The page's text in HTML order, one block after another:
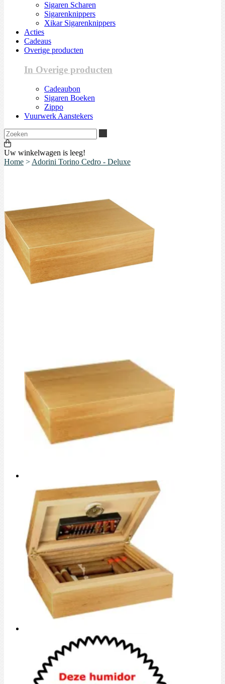
Sigaren Scharen
Sigarenknippers
Xikar Sigarenknippers
Acties
Cadeaus
Overige producten
In Overige producten
Cadeaubon
Sigaren Boeken
Zippo
Vuurwerk Aanstekers
Uw winkelwagen is leeg!
Home > Adorini Torino Cedro - Deluxe